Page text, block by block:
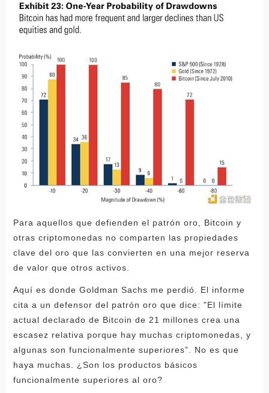
Para aquellos que defienden el patrón oro, Bitcoin y
otras criptomonedas no comparten las propiedades
clave del oro que las convierten en una mejor reserva
de valor que otros activos.
Aquí es donde Goldman Sachs me perdió. El informe
cita a un defensor del patrón oro que dice: "El límite
actual declarado de Bitcoin de 21 millones crea una
escasez relativa porque hay muchas criptomonedas, y
algunas son funcionalmente superiores”. No es que
haya muchas. ¿Son los productos básicos
funcionalmente superiores al oro?